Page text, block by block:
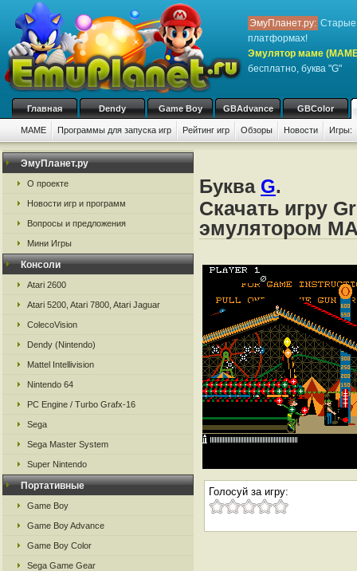
ЭмуПланет.ру: Старые
платформах!
Эмулятор маме
бесплатно, буква "G"
Главная Dendy Game Boy GBAdvance GBColor
MAME Программы для запуска игр Рейтинг игр Обзоры Новости Игры:
ЭмуПланет.ру
О проекте
Новости игр и программ
Вопросы и предложения
Мини Игры
Консоли
Atari 2600
Atari 5200, Atari 7800, Atari Jaguar
ColecoVision
Dendy (Nintendo)
Mattel Intellivision
Nintendo 64
PC Engine / Turbo Grafx-16
Sega
Sega Master System
Super Nintendo
Портативные
Game Boy
Game Boy Advance
Game Boy Color
Sega Game Gear
Буква G.
Скачать игру
эмулятором
Голосуй за игру: